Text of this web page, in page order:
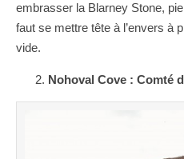
embrasser la Blarney Stone,
faut se mettre tête à l’envers à
vide.
Nohoval Cove : Comté